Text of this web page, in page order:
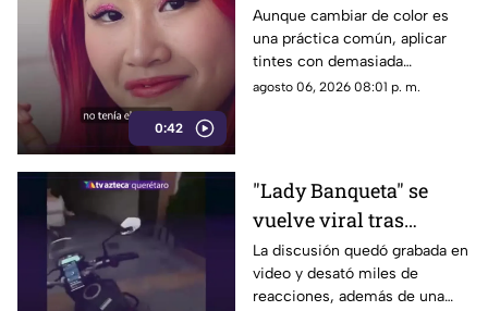
0:42
el cabello?
Especialistas explican
por qué hacerlo
seguido puede dañarlo
Aunque cambiar de color es
una práctica común, aplicar
tintes con demasiada
frecuencia puede afectar la
agosto 06, 2026 08:01 p. m.
"Lady Banqueta" se
vuelve viral tras
confrontar a un
repartidor; así fue el
La discusión quedó grabada en
video y desató miles de
reacciones, además de una